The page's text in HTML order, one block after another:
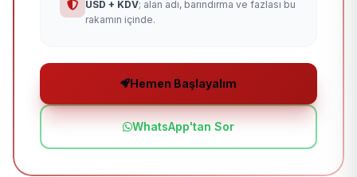
USD + KDV; alan adı, barındırma ve fazlası bu
rakamın içinde.
Hemen Başlayalım
WhatsApp'tan Sor